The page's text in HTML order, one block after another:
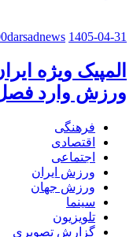
1405-04-31
المپیک ویژه
ورزش وارد
فرهنگی
اقتصادی
اجتماعی
ورزش ایران
ورزش جهان
سینما
تلویزیون
گزارش تصویری